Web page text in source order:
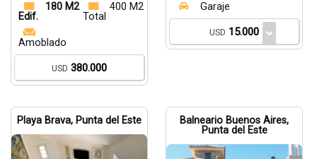
180 M2
Edif.
400 M2
Total
Amoblado
USD 380.000
Garaje
USD 15.000
Playa Brava, Punta del Este
Balneario Buenos Aires,
Punta del Este